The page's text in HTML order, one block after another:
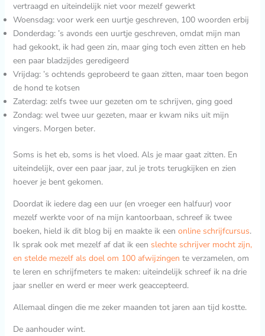
vertraagd en uiteindelijk niet voor mezelf gewerkt
Woensdag: voor werk een uurtje geschreven, 100 woorden erbij
Donderdag: ’s avonds een uurtje geschreven, omdat mijn man
had gekookt, ik had geen zin, maar ging toch even zitten en heb
een paar bladzijdes geredigeerd
Vrijdag: ’s ochtends geprobeerd te gaan zitten, maar toen begon
de hond te kotsen
Zaterdag: zelfs twee uur gezeten om te schrijven, ging goed
Zondag: wel twee uur gezeten, maar er kwam niks uit mijn
vingers. Morgen beter.
Soms is het eb, soms is het vloed. Als je maar gaat zitten. En
uiteindelijk, over een paar jaar, zul je trots terugkijken en zien
hoever je bent gekomen.
Doordat ik iedere dag een uur (en vroeger een halfuur) voor
mezelf werkte voor of na mijn kantoorbaan, schreef ik twee
boeken, hield ik dit blog bij en maakte ik een online schrijfcursus.
Ik sprak ook met mezelf af dat ik een slechte schrijver mocht zijn,
en stelde mezelf als doel om 100 afwijzingen te verzamelen, om
te leren en schrijfmeters te maken: uiteindelijk schreef ik na drie
jaar sneller en werd er meer werk geaccepteerd.
Allemaal dingen die me zeker maanden tot jaren aan tijd kostte.
De aanhouder wint.